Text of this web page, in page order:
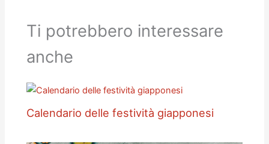
Ti potrebbero interessare
anche
Calendario delle festività giapponesi